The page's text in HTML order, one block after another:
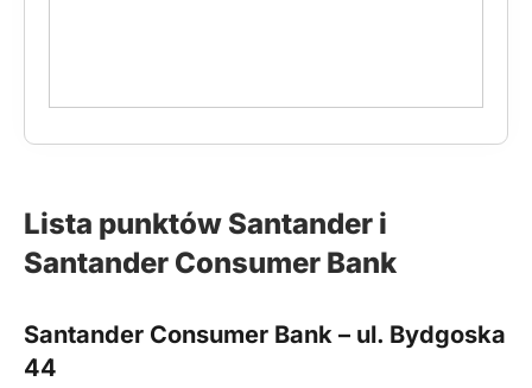
Lista punktów Santander i
Santander Consumer Bank
Santander Consumer Bank – ul. Bydgoska
44